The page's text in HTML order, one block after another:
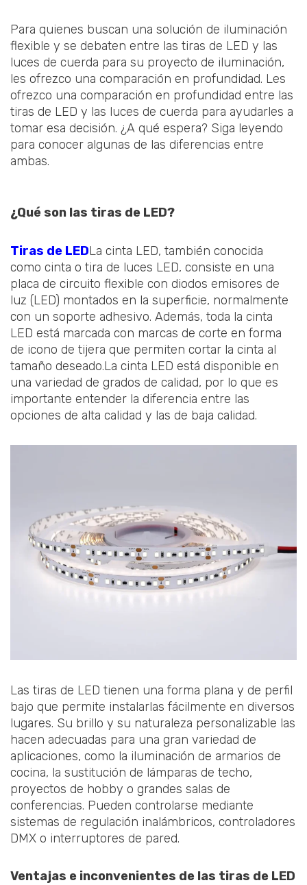
Para quienes buscan una solución de iluminación
flexible y se debaten entre las tiras de LED y las
luces de cuerda para su proyecto de iluminación,
les ofrezco una comparación en profundidad. Les
ofrezco una comparación en profundidad entre las
tiras de LED y las luces de cuerda para ayudarles a
tomar esa decisión. ¿A qué espera? Siga leyendo
para conocer algunas de las diferencias entre
ambas.
¿Qué son las tiras de LED?
Tiras de LEDLa cinta LED, también conocida
como cinta o tira de luces LED, consiste en una
placa de circuito flexible con diodos emisores de
luz (LED) montados en la superficie, normalmente
con un soporte adhesivo. Además, toda la cinta
LED está marcada con marcas de corte en forma
de icono de tijera que permiten cortar la cinta al
tamaño deseado.La cinta LED está disponible en
una variedad de grados de calidad, por lo que es
importante entender la diferencia entre las
opciones de alta calidad y las de baja calidad.
Las tiras de LED tienen una forma plana y de perfil
bajo que permite instalarlas fácilmente en diversos
lugares. Su brillo y su naturaleza personalizable las
hacen adecuadas para una gran variedad de
aplicaciones, como la iluminación de armarios de
cocina, la sustitución de lámparas de techo,
proyectos de hobby o grandes salas de
conferencias. Pueden controlarse mediante
sistemas de regulación inalámbricos, controladores
DMX o interruptores de pared.
Ventajas e inconvenientes de las tiras de LED